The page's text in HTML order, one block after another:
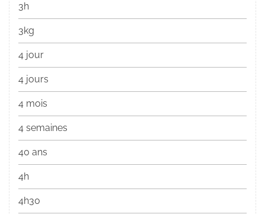
3h
3kg
4 jour
4 jours
4 mois
4 semaines
40 ans
4h
4h30